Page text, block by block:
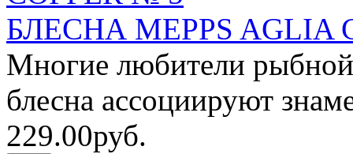
БЛЕСНА MEPPS AGLIA
Многие любители
блесна ассоциируют
229.00руб.